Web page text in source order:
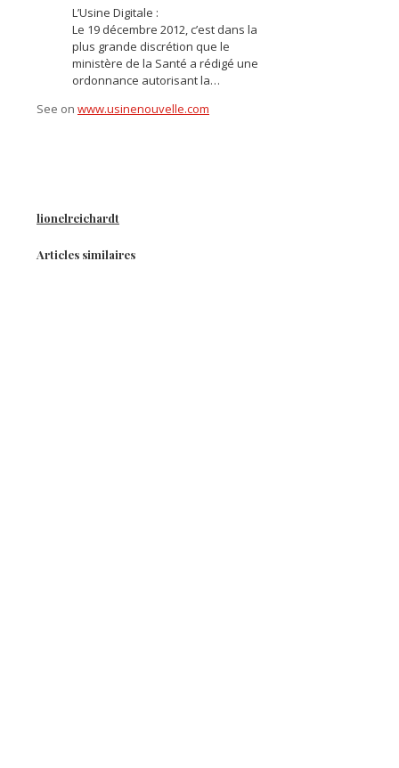
L’Usine Digitale :
Le 19 décembre 2012, c’est dans la
plus grande discrétion que le
ministère de la Santé a rédigé une
ordonnance autorisant la…
See on www.usinenouvelle.com
lionelreichardt
Articles similaires